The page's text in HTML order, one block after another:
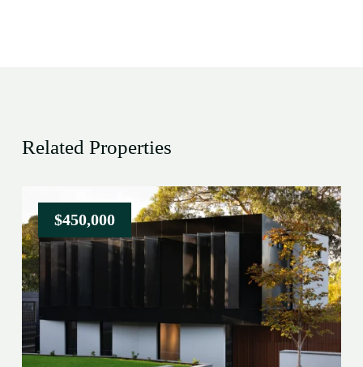
Related Properties
$450,000